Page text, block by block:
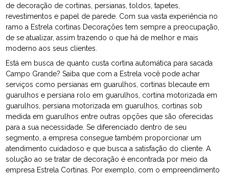
de decoração de cortinas, persianas, toldos, tapetes,
revestimentos e papel de parede. Com sua vasta experiência no
ramo a Estrela cortinas Decorações tem sempre a preocupação,
de se atualizar, assim trazendo o que há de melhor e mais
moderno aos seus clientes.
Está em busca de quanto custa cortina automática para sacada
Campo Grande? Saiba que com a Estrela você pode achar
serviços como persianas em guarulhos, cortinas blecaute em
guarulhos e persiana rolo em guarulhos, cortina motorizada em
guarulhos, persiana motorizada em guarulhos, cortinas sob
medida em guarulhos entre outras opções que são oferecidas
para a sua necessidade. Se diferenciado dentro de seu
segmento, a empresa consegue também proporcionar um
atendimento cuidadoso e que busca a satisfação do cliente. A
solução ao se tratar de decoração é encontrada por meio da
empresa Estrela Cortinas. Por exemplo, com o empreendimento